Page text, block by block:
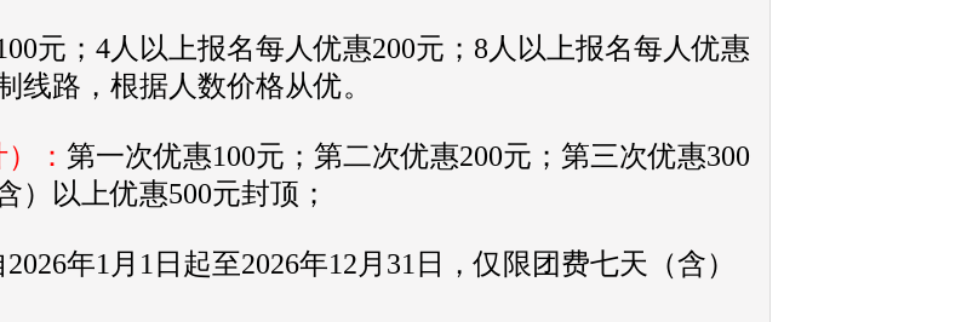
元；4人以上报名每人优惠200元；8人以上报名每人优惠
线路，根据人数价格从优。
： 第一次优惠100元；第二次优惠200元；第三次优惠300
）以上优惠500元封顶；
年1月1日起至2026年12月31日，仅限团费七天（含）